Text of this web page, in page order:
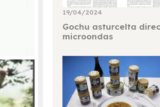
19/04/2024
Gochu asturcelta
microondas